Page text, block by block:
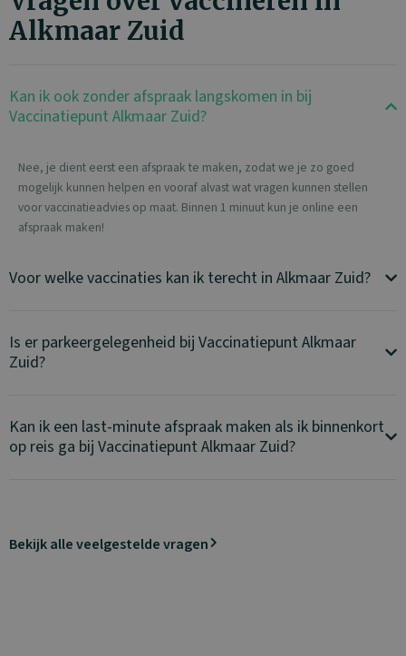
Alkmaar Zuid
Kan ik ook zonder afspraak langskomen in bij
Vaccinatiepunt Alkmaar Zuid?
Nee, je dient eerst een afspraak te maken, zodat we je zo goed
mogelijk kunnen helpen en vooraf alvast wat vragen kunnen stellen
voor vaccinatieadvies op maat. Binnen 1 minuut kun je online een
afspraak maken!
Voor welke vaccinaties kan ik terecht in Alkmaar Zuid?
Is er parkeergelegenheid bij Vaccinatiepunt Alkmaar
Zuid?
Kan ik een last-minute afspraak maken als ik binnenkort
op reis ga bij Vaccinatiepunt Alkmaar Zuid?
Bekijk alle veelgestelde vragen